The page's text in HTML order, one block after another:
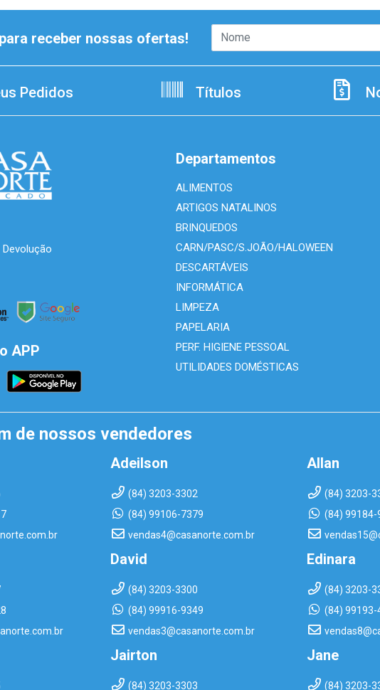
receber nossas ofertas!
Pedidos Títulos
APP
Departamentos
ALIMENTOS
ARTIGOS NATALINOS
BRINQUEDOS
CARN/PASC/S.JOÃO/HALOWEEN
DESCARTÁVEIS
INFORMÁTICA
LIMPEZA
PAPELARIA
PERF. HIGIENE PESSOAL
UTILIDADES DOMÉSTICAS
de nossos vendedores
Adeilson
(84) 3203-3302
(84) 99106-7379
vendas4@casanorte.com.br
Allan
(84) 3203-
(84) 99184-
David
(84) 3203-3300
(84) 99916-9349
vendas3@casanorte.com.br
Edinara
(84) 3203-
(84) 99193-
Jairton
(84) 3203-3303
Jane
(84) 3203-